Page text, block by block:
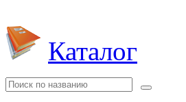
Каталог